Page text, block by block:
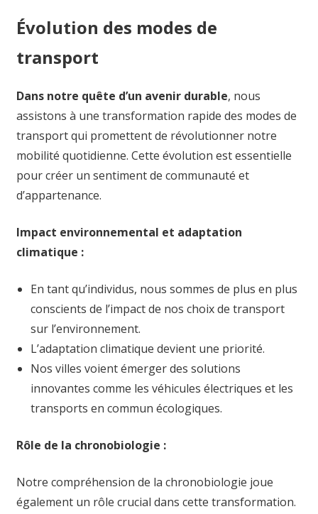
Évolution des modes de
transport
Dans notre quête d’un avenir durable, nous
assistons à une transformation rapide des modes de
transport qui promettent de révolutionner notre
mobilité quotidienne. Cette évolution est essentielle
pour créer un sentiment de communauté et
d’appartenance.
Impact environnemental et adaptation
climatique :
En tant qu’individus, nous sommes de plus en plus
conscients de l’impact de nos choix de transport
sur l’environnement.
L’adaptation climatique devient une priorité.
Nos villes voient émerger des solutions
innovantes comme les véhicules électriques et les
transports en commun écologiques.
Rôle de la chronobiologie :
Notre compréhension de la chronobiologie joue
également un rôle crucial dans cette transformation.